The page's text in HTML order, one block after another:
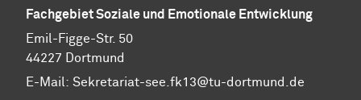
Fachgebiet Soziale und Emotionale Entwicklung
Emil-Figge-Str. 50
44227 Dortmund
E-Mail: Sekretariat-see.fk13@tu-dortmund.de